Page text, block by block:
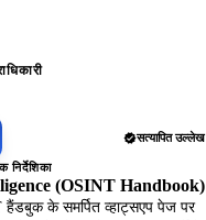
सत्यापित उल्लेख
निर्देशिका
(OSINT Handbook)
के समर्पित व्हाट्सएप पेज पर